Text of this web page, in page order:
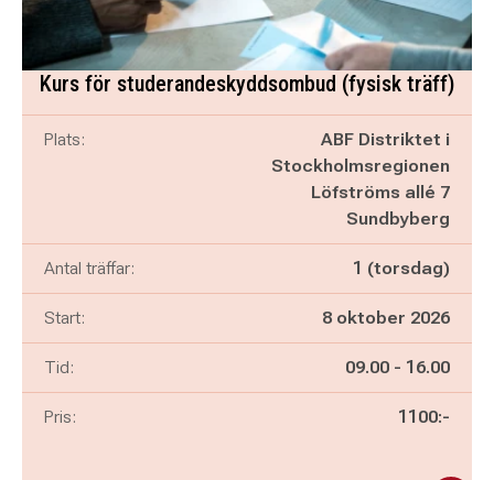
Kurs för studerandeskyddsombud (fysisk träff)
Plats:
ABF Distriktet i
Stockholmsregionen
Löfströms allé 7
Sundbyberg
Antal träffar: 1 (torsdag)
Start: 8 oktober 2026
Tid: Pågår mellan
09.00 - och
16.00
Pris: 1100:-